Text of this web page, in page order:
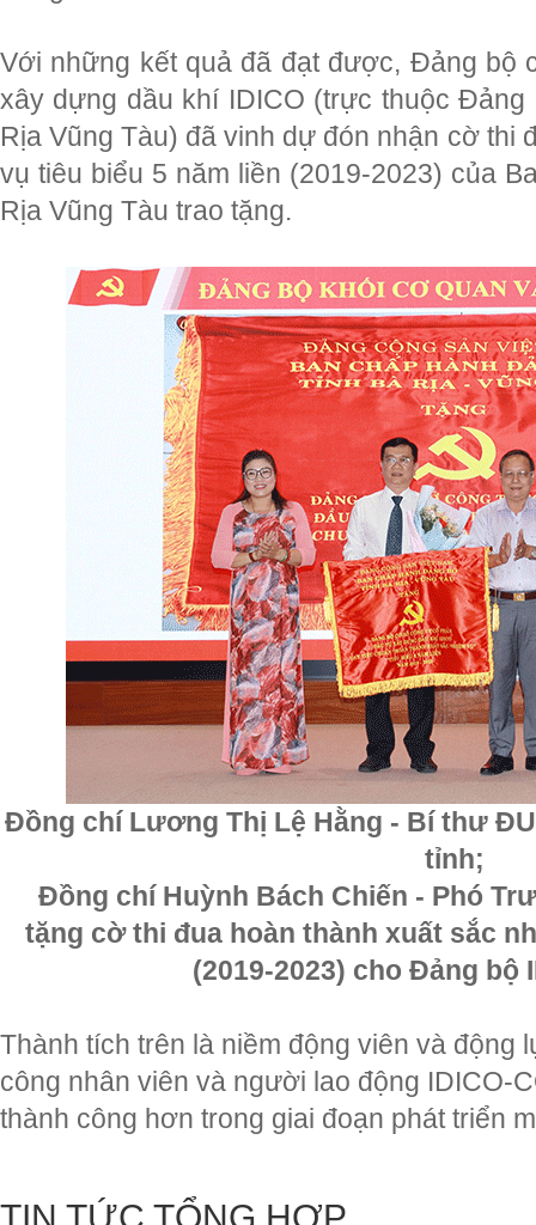
Với những kết quả đã đạt được, Đảng bộ
xây dựng dầu khí IDICO (trực thuộc Đảng
Rịa Vũng Tàu) đã vinh dự đón nhận cờ thi
vụ tiêu biểu 5 năm liền (2019-2023) của
Rịa Vũng Tàu trao tặng.
Đồng chí Lương Thị Lệ Hằng - Bí thư
tỉnh;
Đồng chí Huỳnh Bách Chiến - Phó
tặng cờ thi đua hoàn thành xuất sắc
(2019-2023) cho Đảng bộ
Thành tích trên là niềm động viên và động
công nhân viên và người lao động IDICO-
thành công hơn trong giai đoạn phát triển